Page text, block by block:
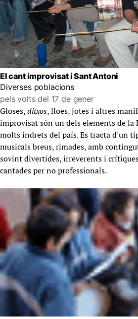
El cant improvisat i Sant Antoni
Diverses poblacions
pels volts del 17 de gener
Gloses,ditxos, lloes, jotes i altres
improvisat són un dels elements de la
molts indrets del país. Es tracta d'un
musicals breus, rimades, amb
sovint divertides, irreverents i
cantades per no professionals.